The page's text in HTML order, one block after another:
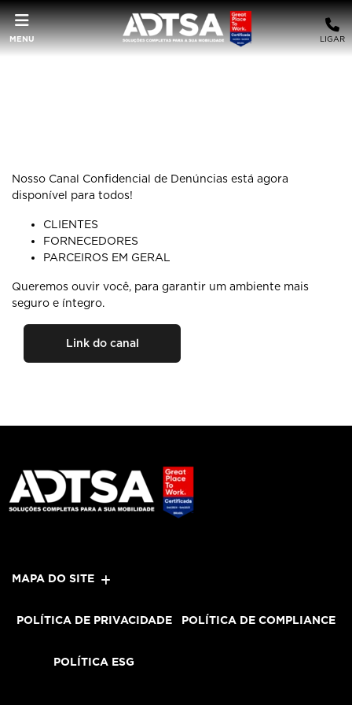
MENU LIGAR
Nosso Canal Confidencial de Denúncias está agora
disponível para todos!
CLIENTES
FORNECEDORES
PARCEIROS EM GERAL
Queremos ouvir você, para garantir um ambiente mais
seguro e íntegro.
Link do canal
MAPA DO SITE
POLÍTICA DE PRIVACIDADE POLÍTICA DE COMPLIANCE
POLÍTICA ESG